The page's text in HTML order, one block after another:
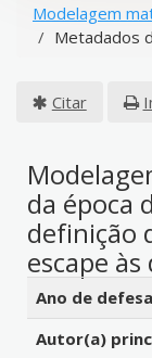
Modelagem
Metadados
Citar
da época
definição
escape
Detalhes
Ano de
Autor(a)